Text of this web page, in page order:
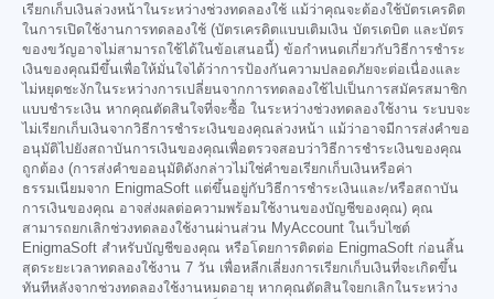
เรียกเก็บเงินล่วงหน้าในระหว่างช่วงทดลองใช้ แม้ว่าคุณจะต้องใช้บัตรเครดิต
ในการเปิดใช้งานการทดลองใช้ (บัตรเครดิตแบบเติมเงิน บัตรเดบิต และบัตร
ของขวัญอาจไม่สามารถใช้ได้ในข้อเสนอนี้) ข้อกำหนดเกี่ยวกับวิธีการชำระ
เงินของคุณมีขึ้นเพื่อให้มั่นใจได้ว่าการป้องกันความปลอดภัยจะต่อเนื่องและ
ไม่หยุดชะงักในระหว่างการเปลี่ยนจากการทดลองใช้ไปเป็นการสมัครสมาชิก
แบบชำระเงิน หากคุณตัดสินใจที่จะซื้อ ในระหว่างช่วงทดลองใช้งาน ระบบจะ
ไม่เรียกเก็บเงินจากวิธีการชำระเงินของคุณล่วงหน้า แม้ว่าอาจมีการส่งคำขอ
อนุมัติไปยังสถาบันการเงินของคุณเพื่อตรวจสอบว่าวิธีการชำระเงินของคุณ
ถูกต้อง (การส่งคำขออนุมัติดังกล่าวไม่ใช่คำขอเรียกเก็บเงินหรือค่า
ธรรมเนียมจาก EnigmaSoft แต่ขึ้นอยู่กับวิธีการชำระเงินและ/หรือสถาบัน
การเงินของคุณ อาจส่งผลต่อความพร้อมใช้งานของบัญชีของคุณ) คุณ
สามารถยกเลิกช่วงทดลองใช้งานผ่านส่วน MyAccount ในเว็บไซต์
EnigmaSoft สำหรับบัญชีของคุณ หรือโดยการติดต่อ EnigmaSoft ก่อนสิ้น
สุดระยะเวลาทดลองใช้งาน 7 วัน เพื่อหลีกเลี่ยงการเรียกเก็บเงินที่จะเกิดขึ้น
ทันทีหลังจากช่วงทดลองใช้งานหมดอายุ หากคุณตัดสินใจยกเลิกในระหว่าง